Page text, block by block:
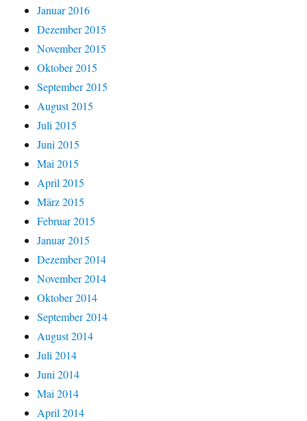
Januar 2016
Dezember 2015
November 2015
Oktober 2015
September 2015
August 2015
Juli 2015
Juni 2015
Mai 2015
April 2015
März 2015
Februar 2015
Januar 2015
Dezember 2014
November 2014
Oktober 2014
September 2014
August 2014
Juli 2014
Juni 2014
Mai 2014
April 2014